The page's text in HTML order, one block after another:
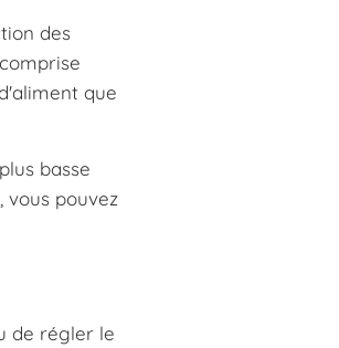
des
que
basse
vous pouvez
de régler le